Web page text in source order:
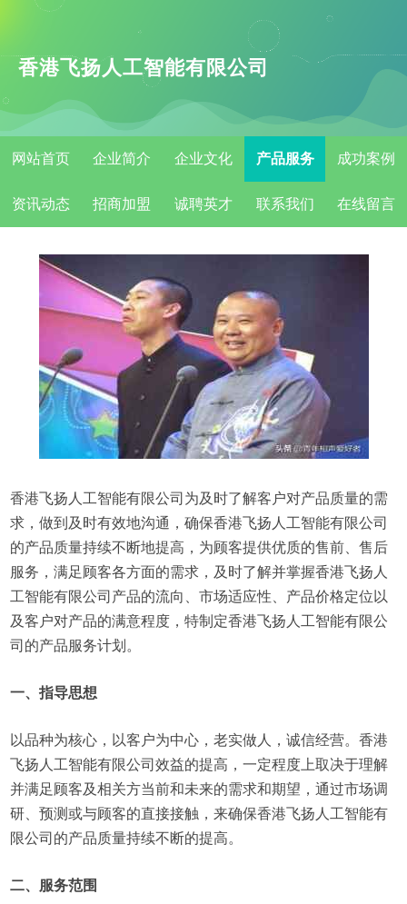
香港飞扬人工智能有限公司
网站首页 企业简介 企业文化 产品服务 成功案例
资讯动态 招商加盟 诚聘英才 联系我们 在线留言
香港飞扬人工智能有限公司为及时了解客户对产品质量的需
求，做到及时有效地沟通，确保香港飞扬人工智能有限公司
的产品质量持续不断地提高，为顾客提供优质的售前、售后
服务，满足顾客各方面的需求，及时了解并掌握香港飞扬人
工智能有限公司产品的流向、市场适应性、产品价格定位以
及客户对产品的满意程度，特制定香港飞扬人工智能有限公
司的产品服务计划。
一、指导思想
以品种为核心，以客户为中心，老实做人，诚信经营。香港
飞扬人工智能有限公司效益的提高，一定程度上取决于理解
并满足顾客及相关方当前和未来的需求和期望，通过市场调
研、预测或与顾客的直接接触，来确保香港飞扬人工智能有
限公司的产品质量持续不断的提高。
二、服务范围